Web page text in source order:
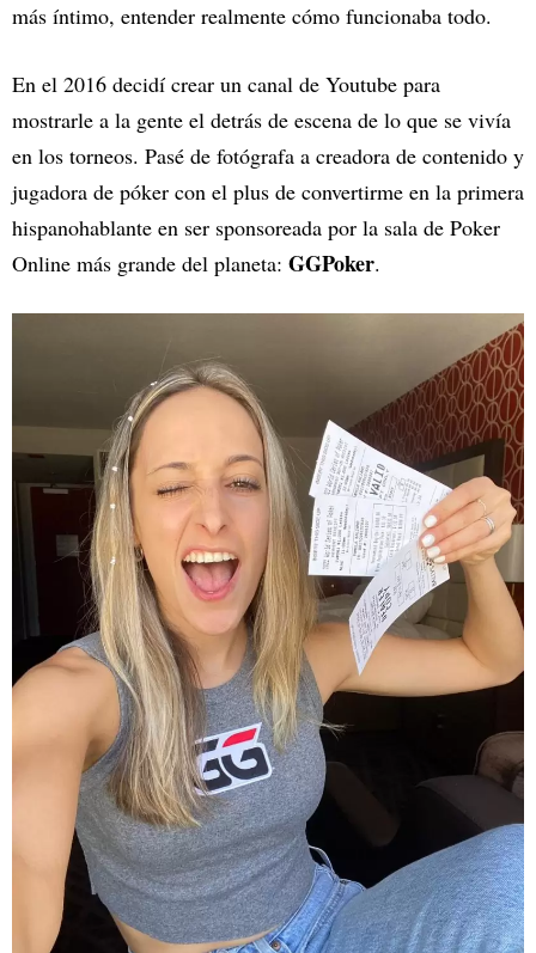
más íntimo, entender realmente cómo funcionaba todo.
En el 2016 decidí crear un canal de Youtube para
mostrarle a la gente el detrás de escena de lo que se vivía
en los torneos. Pasé de fotógrafa a creadora de contenido y
jugadora de póker con el plus de convertirme en la primera
hispanohablante en ser sponsoreada por la sala de Poker
Online más grande del planeta: GGPoker.